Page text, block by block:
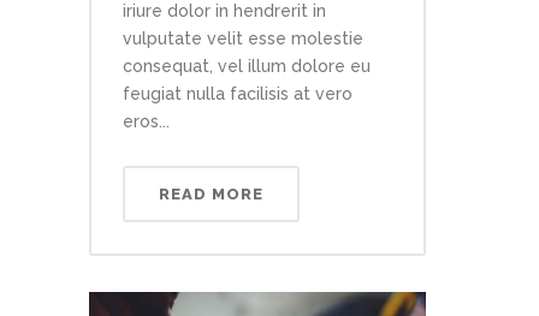
iriure dolor in hendrerit in
vulputate velit esse molestie
consequat, vel illum dolore eu
feugiat nulla facilisis at vero
eros...
READ MORE